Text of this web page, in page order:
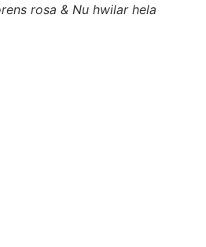
rosa & Nu hwilar hela